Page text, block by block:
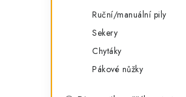
Ruční/manuální pily
Sekery
Chytáky
Pákové nůžky